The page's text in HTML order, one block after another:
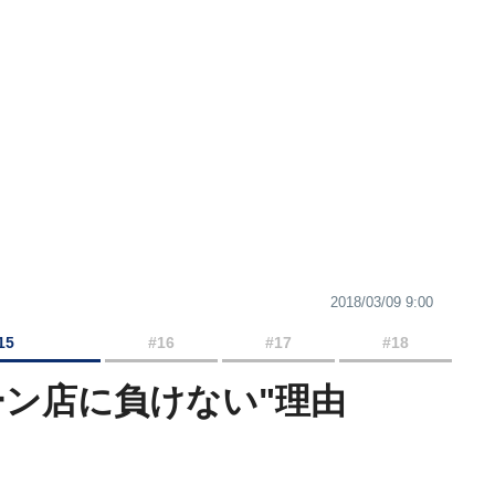
2018/03/09 9:00
#16 #17 #18
店に負けない"理由